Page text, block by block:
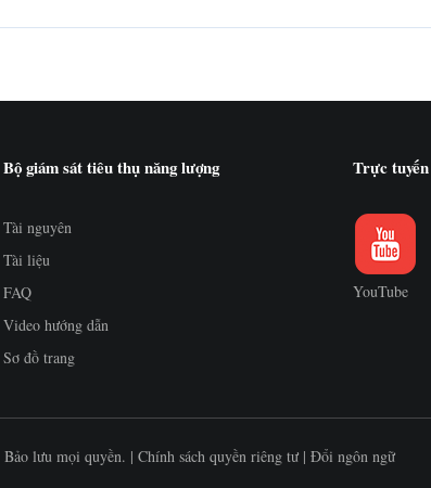
Bộ giám sát tiêu thụ năng lượng
Tài nguyên
Tài liệu
FAQ
Video hướng dẫn
Sơ đồ trang
Trực tuyến
YouTube
Bảo lưu mọi quyền. | Chính sách quyền riêng tư| Đổi ngôn ngữ